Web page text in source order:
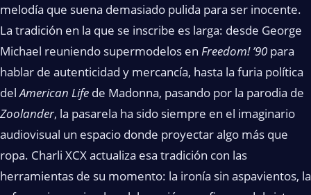
melodía que suena demasiado pulida para ser inocente.
La tradición en la que se inscribe es larga: desde George
Michael reuniendo supermodelos en Freedom! ’90 para
hablar de autenticidad y mercancía, hasta la furia política
delAmerican Life de Madonna, pasando por la parodia de
Zoolander, la pasarela ha sido siempre en el imaginario
audiovisual un espacio donde proyectar algo más que
ropa. Charli XCX actualiza esa tradición con las
herramientas de su momento: la ironía sin aspavientos, la